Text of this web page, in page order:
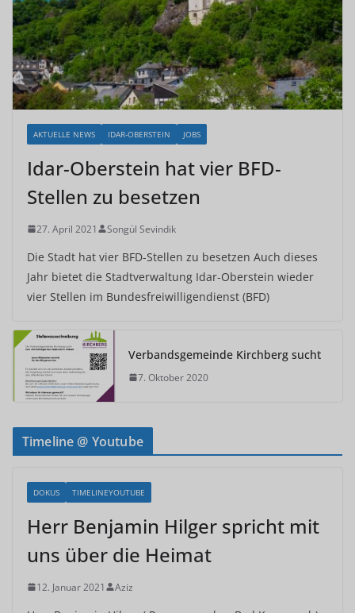
AKTUELLE NEWS IDAR-OBERSTEIN JOBS
Idar-Oberstein hat vier BFD-
Stellen zu besetzen
27. April 2021 Songül Sevindik
Die Stadt hat vier BFD-Stellen zu besetzen Auch dieses
Jahr bietet die Stadtverwaltung Idar-Oberstein wieder
vier Stellen im Bundesfreiwilligendienst (BFD)
Verbandsgemeinde Kirchberg sucht
7. Oktober 2020
Timeline @ Youtube
DOKUS TIMELINEYOUTUBE
Herr Benjamin Hilger spricht mit
uns über die Heimat
12. Januar 2021 Aziz